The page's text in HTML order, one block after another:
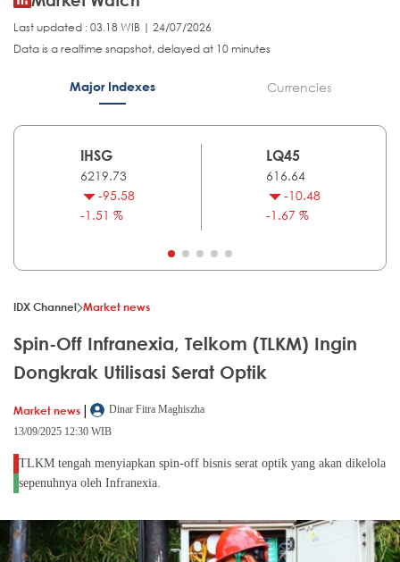
Last updated : 03.18 WIB | 24/07/2026
Data is a realtime snapshot, delayed at 10 minutes
Major Indexes Currencies
IHSG
6219.73
-95.58
-1.51 %
LQ45
616.64
-10.48
-1.67 %
IDX Channel Market news
Spin-Off Infranexia, Telkom (TLKM) Ingin
Dongkrak Utilisasi Serat Optik
Market news |
Dinar Fitra Maghiszha
13/09/2025 12:30 WIB
TLKM tengah menyiapkan spin-off bisnis serat optik yang akan dikelola
sepenuhnya oleh Infranexia.